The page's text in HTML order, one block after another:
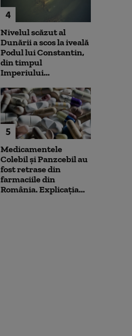
4
Nivelul scăzut al
Dunării a scos la iveală
Podul lui Constantin,
din timpul
Imperiului...
5
Medicamentele
Colebil și Panzcebil au
fost retrase din
farmaciile din
România. Explicația...